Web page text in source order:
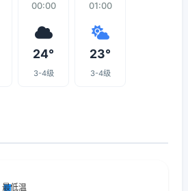
00:00
24°
3-4级
01:00
23°
3-4级